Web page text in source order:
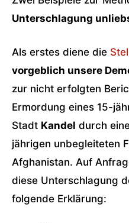
Unterschlagung
Als erstes diene die
vorgeblich unsere
zur nicht erfolgten
Ermordung eines 15-
Stadt Kandel durch
jährigen unbegleiteten
Afghanistan. Auf
diese Unterschlagung
folgende Erklärung: